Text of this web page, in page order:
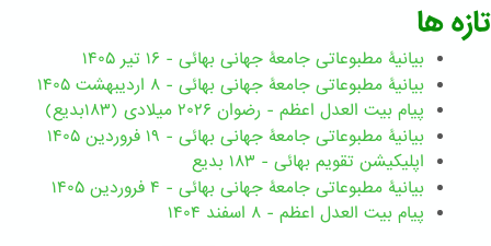
تازه ها
بیانیۀ مطبوعاتی جامعۀ جهانی بهائی - ۱۶ تیر ۱۴۰۵
بیانیۀ مطبوعاتی جامعۀ جهانی بهائی - ۸ اردیبهشت ۱۴۰۵
پیام بیت العدل اعظم - رضوان ۲۰۲۶ میلادی (۱۸۳بدیع)
بیانیۀ مطبوعاتی جامعۀ جهانی بهائی - ۱۹ فروردین ۱۴۰۵
اپلیکیشن تقویم بهائی - ۱۸۳ بدیع
بیانیۀ مطبوعاتی جامعۀ جهانی بهائی - ۴ فروردین ۱۴۰۵
پیام بیت العدل اعظم - ۸ اسفند ۱۴۰۴